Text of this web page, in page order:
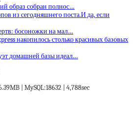
образ собран полнос…
из сегодняшнего поста.И да, если
босоножки на мал…
накопилось столько красивых базовых
домашней базы идеал…
| MySQL:18632 | 4,788sec